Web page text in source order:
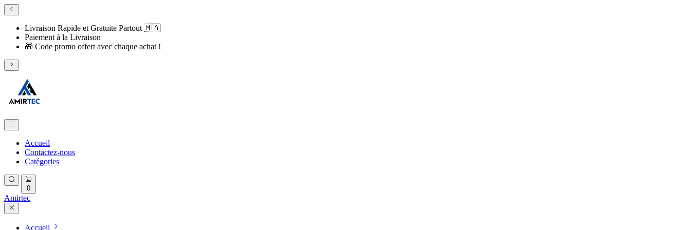
Livraison Rapide et Gratuite Partout 🇲🇦
​Paiement à la Livraison
​🎁 Code promo offert avec chaque achat !
Accueil
Contactez-nous
Catégories
0
Amirtec
Accueil